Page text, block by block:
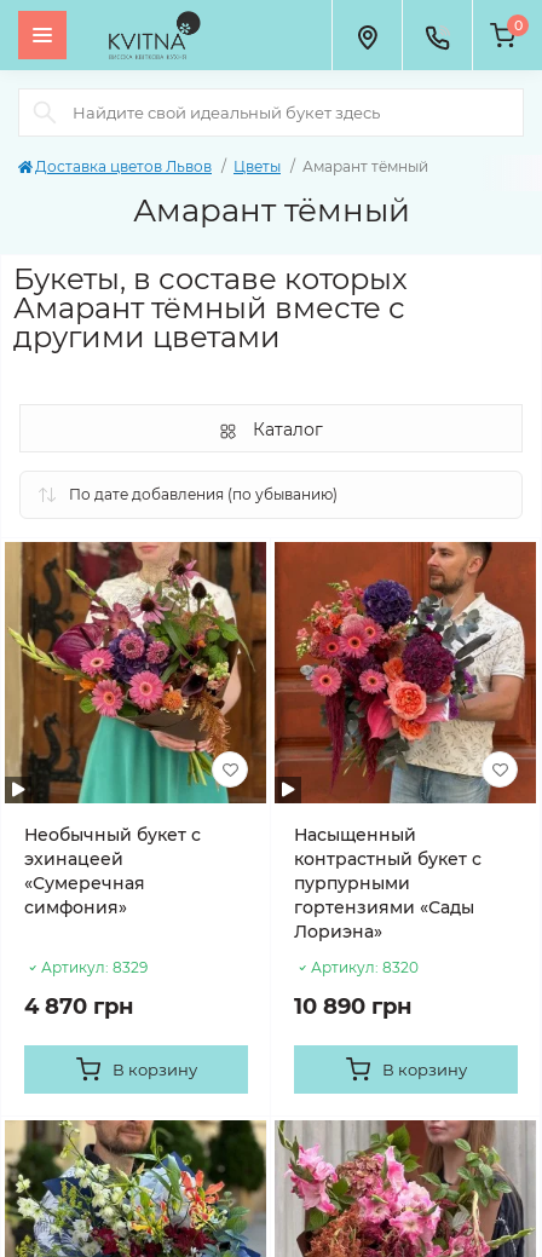
0
Доставка цветов Львов Цветы Амарант тёмный
Амарант тёмный
Букеты, в составе которых
Амарант тёмный вместе с
другими цветами
Каталог
Необычный букет с
эхинацеей
«Сумеречная
симфония»
Артикул: 8329
4 870 грн
В корзину
Насыщенный
контрастный букет с
пурпурными
гортензиями «Сады
Лориэна»
Артикул: 8320
10 890 грн
В корзину